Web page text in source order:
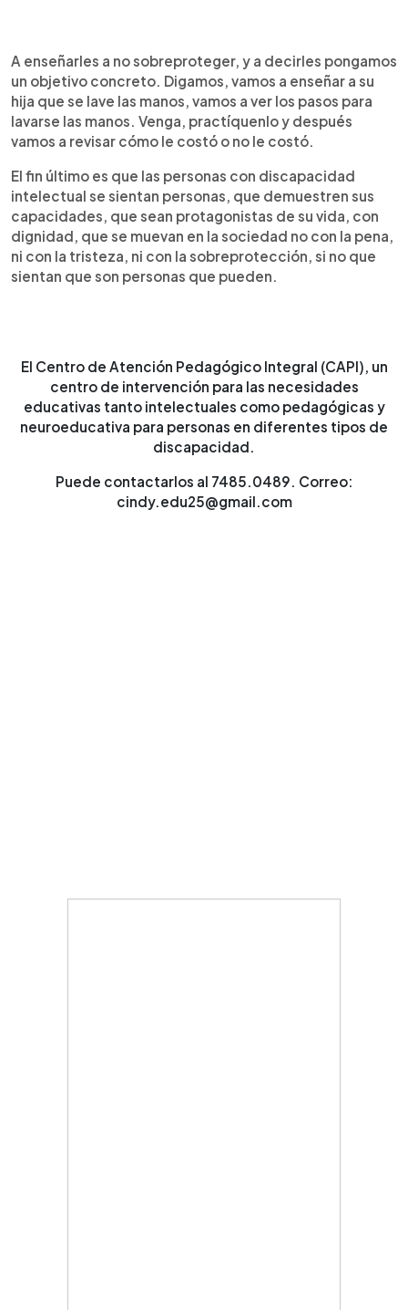
A enseñarles a no sobreproteger, y a decirles pongamos
un objetivo concreto. Digamos, vamos a enseñar a su
hija que se lave las manos, vamos a ver los pasos para
lavarse las manos. Venga, practíquenlo y después
vamos a revisar cómo le costó o no le costó.
El fin último es que las personas con discapacidad
intelectual se sientan personas, que demuestren sus
capacidades, que sean protagonistas de su vida, con
dignidad, que se muevan en la sociedad no con la pena,
ni con la tristeza, ni con la sobreprotección, si no que
sientan que son personas que pueden.
El Centro de Atención Pedagógico Integral (CAPI), un
centro de intervención para las necesidades
educativas tanto intelectuales como pedagógicas y
neuroeducativa para personas en diferentes tipos de
discapacidad.
Puede contactarlos al 7485.0489. Correo:
cindy.edu25@gmail.com